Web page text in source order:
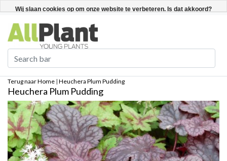
Registreren / Inloggen Nederlands
Terug naar Home | Heuchera Plum Pudding
Heuchera Plum Pudding
Wij slaan cookies op om onze website te verbeteren. Is dat akkoord?